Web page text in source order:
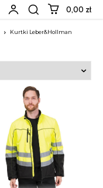
0,00 zł
Kurtki Leber&Hollman